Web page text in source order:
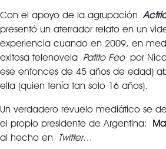
Con el apoyo de la agrupación
presentó un aterrador relato en un
experiencia cuando en 2009, en
exitosa telenovela Patito Feopor
ese entonces de 45 años de edad)
ella (quien tenía tan solo 16 años).
Un verdadero revuelo mediático se
el propio presidente de Argentina:
al hecho en
Twitter…